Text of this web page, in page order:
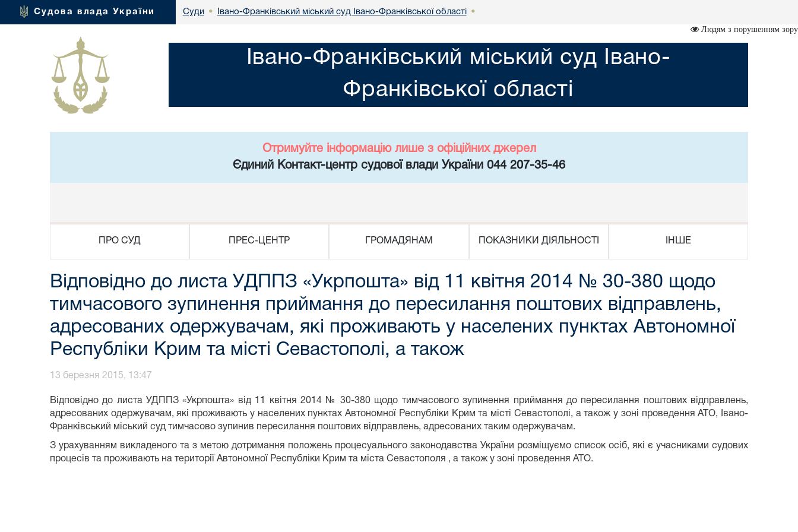
Судова влада України Суди • Івано-Франківський міський суд Івано-Франківської області •
Людям з порушенням зору
Івано-Франківський міський суд Івано-
Франківської області
Отримуйте інформацію лише з офіційних джерел
Єдиний Контакт-центр судової влади України 044 207-35-46
ПРО СУД ПРЕС-ЦЕНТР ГРОМАДЯНАМ ПОКАЗНИКИ ДІЯЛЬНОСТІ ІНШЕ
Відповідно до листа УДППЗ «Укрпошта» від 11 квітня 2014 № 30-380 щодо
тимчасового зупинення приймання до пересилання поштових відправлень,
адресованих одержувачам, які проживають у населених пунктах Автономної
Республіки Крим та місті Севастополі, а також
13 березня 2015, 13:47
Відповідно до листа УДППЗ «Укрпошта» від 11 квітня 2014 № 30-380 щодо тимчасового зупинення приймання до пересилання поштових відправлень,
адресованих одержувачам, які проживають у населених пунктах Автономної Республіки Крим та місті Севастополі, а також у зоні проведення АТО, Івано-
Франківський міський суд тимчасово зупинив пересилання поштових відправлень, адресованих таким одержувачам.
З урахуванням викладеного та з метою дотримання положень процесуального законодавства України розміщуємо список осіб, які є учасниками судових
процесів та проживають на території Автономної Республіки Крим та міста Севастополя , а також у зоні проведення АТО.